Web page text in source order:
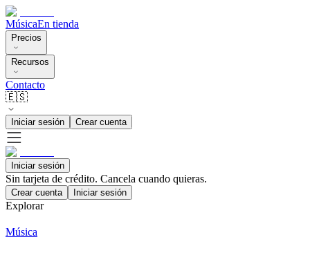
MúsicaEn tienda
Precios
Recursos
Contacto
🇪🇸
Iniciar sesión Crear cuenta
Iniciar sesión
Sin tarjeta de crédito. Cancela cuando quieras.
Crear cuenta Iniciar sesión
Explorar
Música